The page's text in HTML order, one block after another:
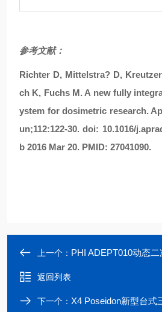
参考文献：
Richter D, Mittelstra? D,
ch K, Fuchs M. A new fully
ystem for dosimetric research.
un;112:122-30. doi: 10.1016/
b 2016 Mar 20. PMID: 27041090.
上一个： PHI ADEPT010动态二次离
返回列表
下一个： X4 Poseidon新型台式